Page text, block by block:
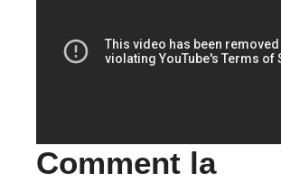
Comment la